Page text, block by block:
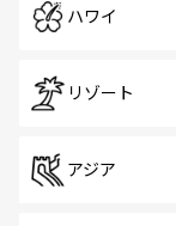
ハワイ
リゾート
アジア